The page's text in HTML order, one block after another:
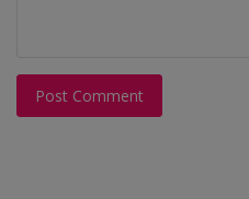
Post Comment